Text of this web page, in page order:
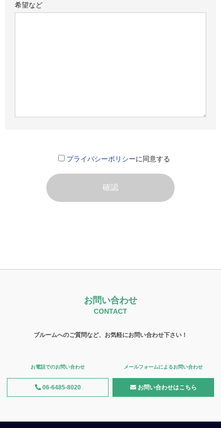
希望など
プライバシーポリシーに同意する
お問い合わせ
CONTACT
ブルームへのご質問など、お気軽にお問い合わせ下さい！
お電話でのお問い合わせ
06-6485-8020
メールフォームによるお問い合わせ
お問い合わせはこちら